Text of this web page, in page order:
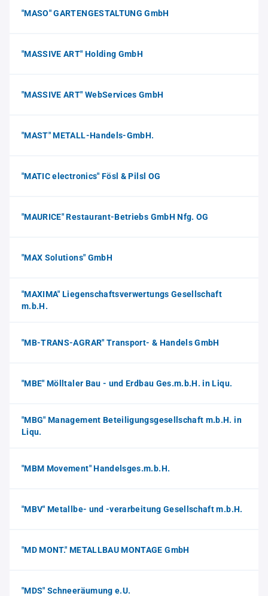
"MASO" GARTENGESTALTUNG GmbH
"MASSIVE ART" Holding GmbH
"MASSIVE ART" WebServices GmbH
"MAST" METALL-Handels-GmbH.
"MATIC electronics" Fösl & Pilsl OG
"MAURICE" Restaurant-Betriebs GmbH Nfg. OG
"MAX Solutions" GmbH
"MAXIMA" Liegenschaftsverwertungs Gesellschaft
m.b.H.
"MB-TRANS-AGRAR" Transport- & Handels GmbH
"MBE" Mölltaler Bau - und Erdbau Ges.m.b.H. in Liqu.
"MBG" Management Beteiligungsgesellschaft m.b.H. in
Liqu.
"MBM Movement" Handelsges.m.b.H.
"MBV" Metallbe- und -verarbeitung Gesellschaft m.b.H.
"MD MONT." METALLBAU MONTAGE GmbH
"MDS" Schneeräumung e.U.